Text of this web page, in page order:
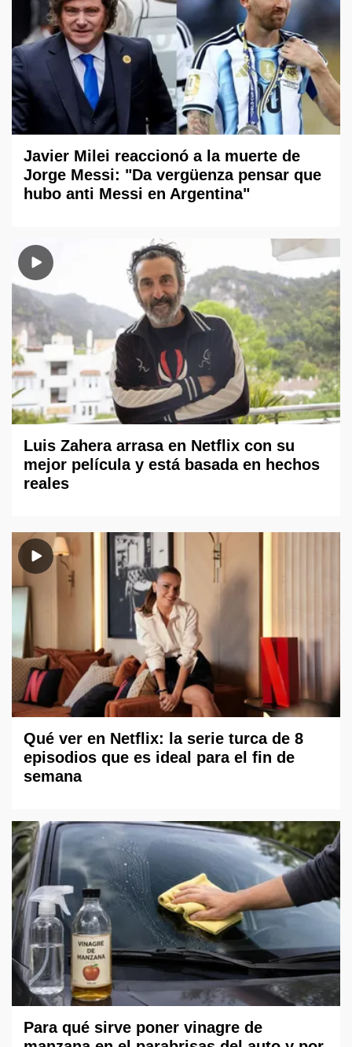
Javier Milei reaccionó a la muerte de
Jorge Messi: "Da vergüenza pensar que
hubo anti Messi en Argentina"
Luis Zahera arrasa en Netflix con su
mejor película y está basada en hechos
reales
Qué ver en Netflix: la serie turca de 8
episodios que es ideal para el fin de
semana
Para qué sirve poner vinagre de